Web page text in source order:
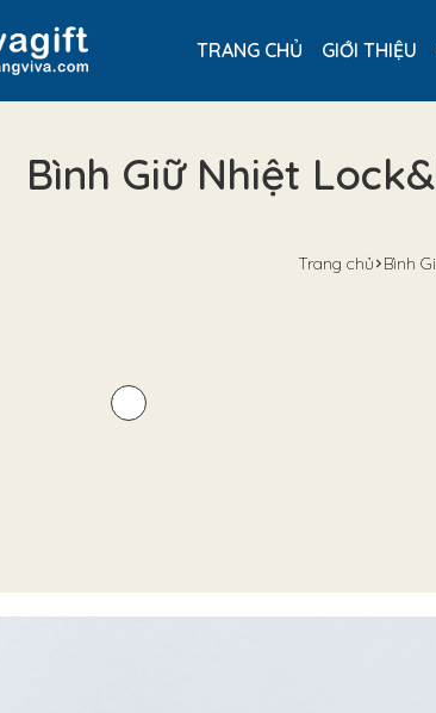
TRANG CHỦ GIỚI THIỆU
Bình Giữ Nhiệt
Trang chủ Bình